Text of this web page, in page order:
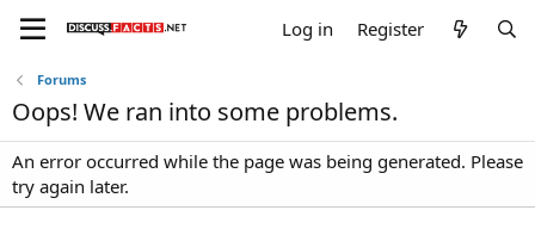
Log in Register
Forums
Oops! We ran into some problems.
An error occurred while the page was being generated. Please
try again later.